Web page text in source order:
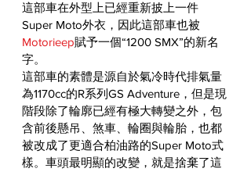
這部車在外型上已經重新披上一件
Super Moto外衣，因此這部車也被
Motorieep賦予一個“1200 SMX”的新名
字。
這部車的素體是源自於氣冷時代排氣量
為1170cc的R系列GS Adventure，但是現
階段除了輪廓已經有極大轉變之外，包
含前後懸吊、煞車、輪圈與輪胎，也都
被改成了更適合柏油路的Super Moto式
樣。車頭最明顯的改變，就是捨棄了這